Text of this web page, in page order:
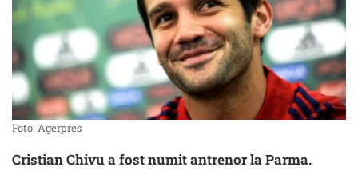
Foto: Agerpres
Cristian Chivu a fost numit antrenor la Parma.